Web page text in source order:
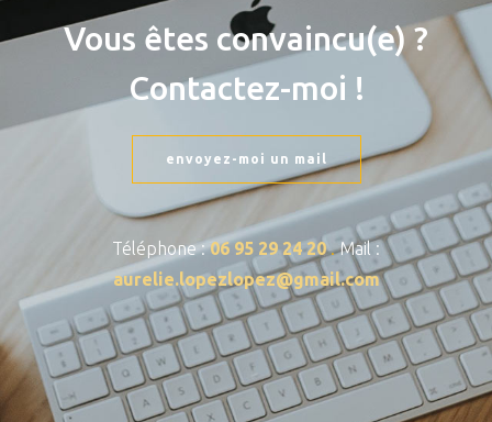
Vous êtes convaincu(e) ?
Contactez-moi !
envoyez-moi un mail
Téléphone : 06 95 29 24 20.Mail :
aurelie.lopezlopez@gmail.com